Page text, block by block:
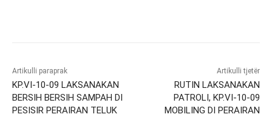
Artikulli paraprak
KP.VI-10-09 LAKSANAKAN
BERSIH BERSIH SAMPAH DI
PESISIR PERAIRAN TELUK
Artikulli tjetër
RUTIN LAKSANAKAN
PATROLI, KP.VI-10-09
MOBILING DI PERAIRAN